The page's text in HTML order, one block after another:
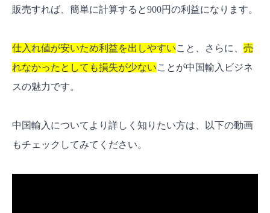
よくある質問【FAQ】
中国輸入で儲かる商品リストはありますか？
中国輸入の代行業者はどこがおすすめです
中国輸入はやり方を間違えなければ今でも稼げ
る！
販売すれば、簡単に計算すると900円の利益になります。
仕入れ値が安いため利益を出しやすいこと、さらに、 売
れなかったとしても損失が少ないことが中国輸入ビジネ
スの魅力です。
中国輸入についてより詳しく知りたい方は、以下の動画
もチェックしてみてください。